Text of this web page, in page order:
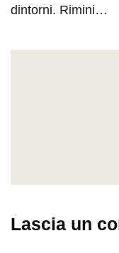
dintorni. Rimini…
Lascia un